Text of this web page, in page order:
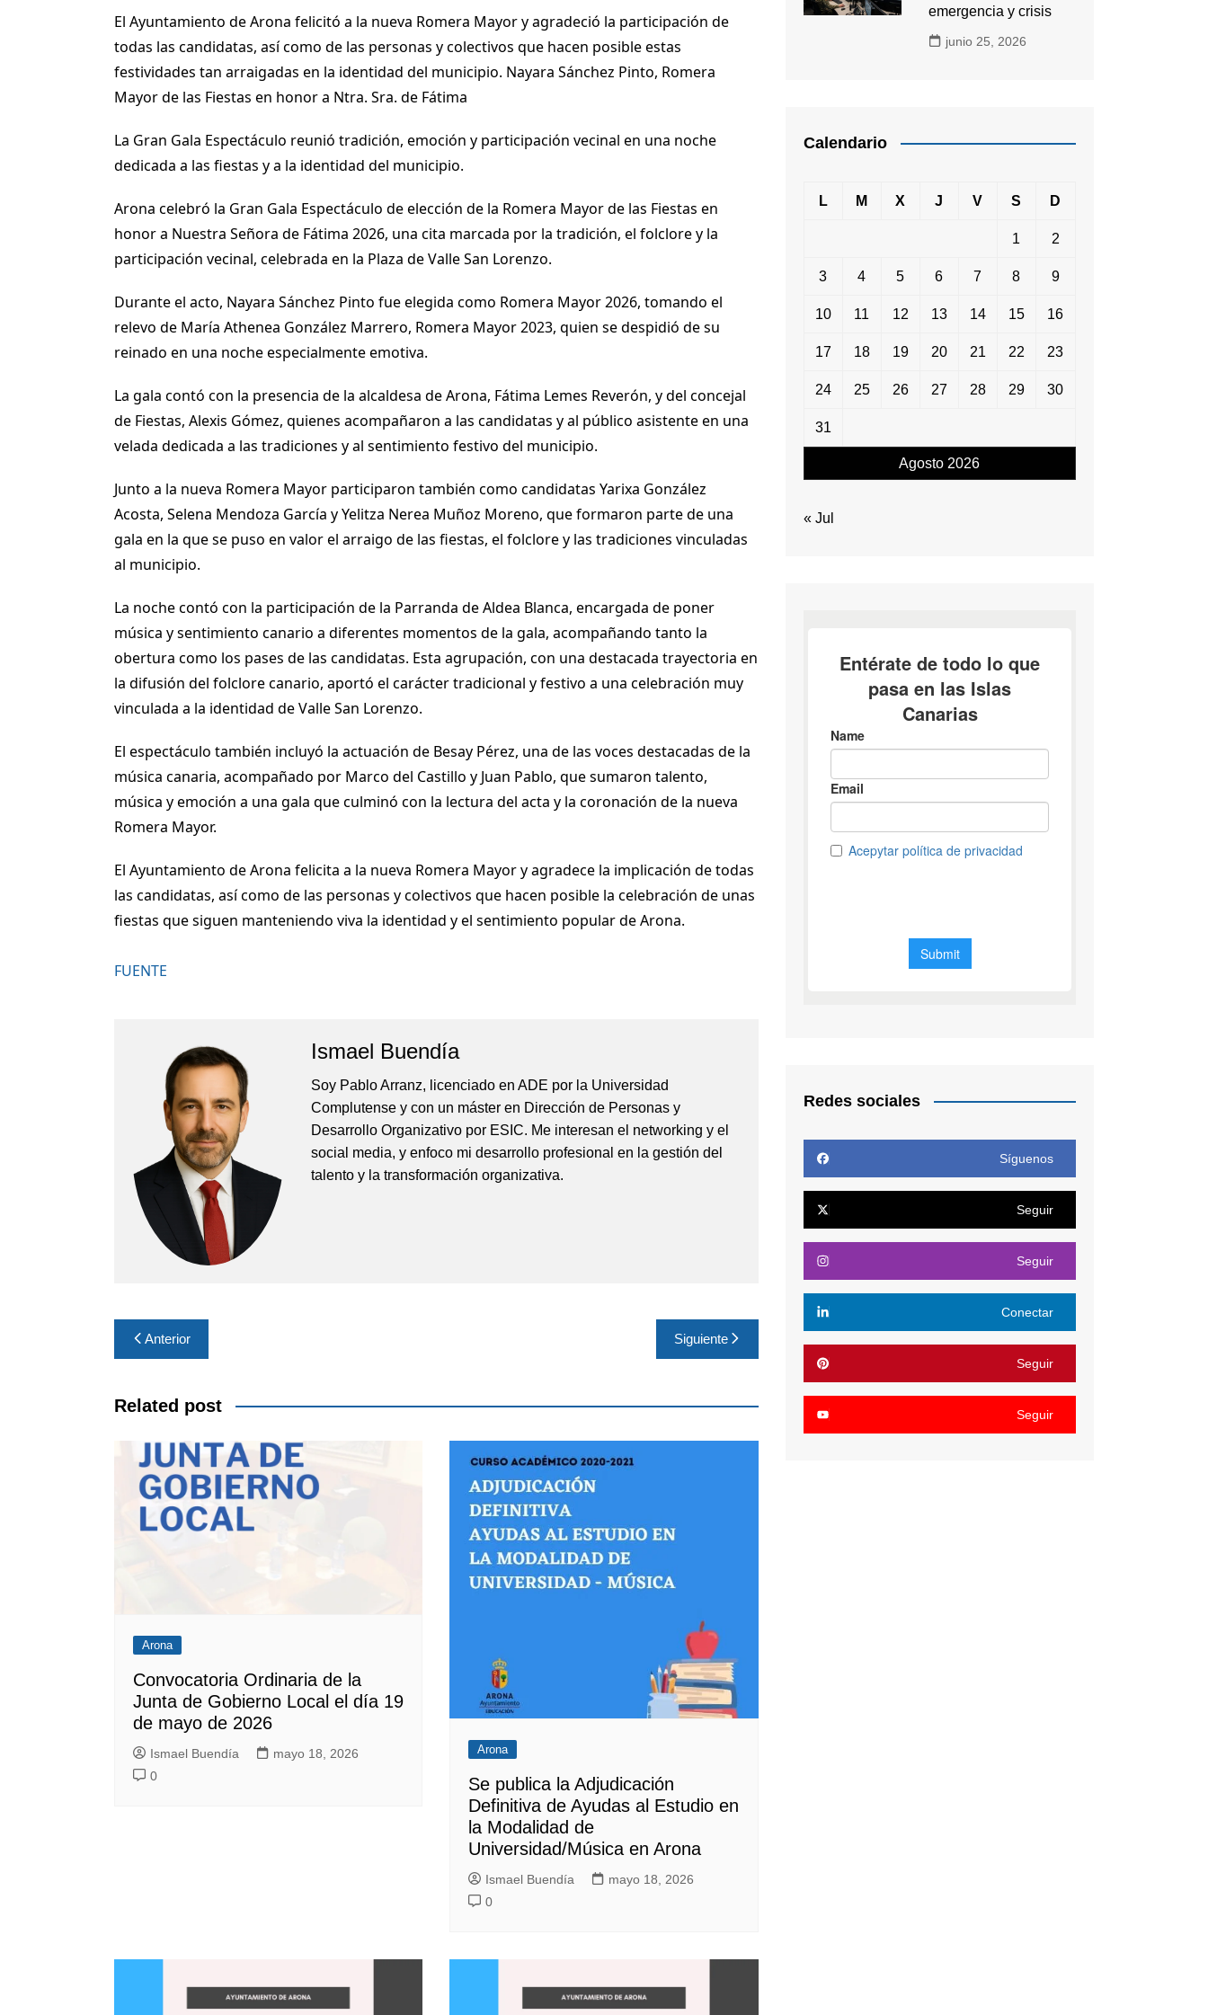
El Ayuntamiento de Arona felicitó a la nueva Romera Mayor y agradeció la participación de
todas las candidatas, así como de las personas y colectivos que hacen posible estas
festividades tan arraigadas en la identidad del municipio. Nayara Sánchez Pinto, Romera
Mayor de las Fiestas en honor a Ntra. Sra. de Fátima
La Gran Gala Espectáculo reunió tradición, emoción y participación vecinal en una noche
dedicada a las fiestas y a la identidad del municipio.
Arona celebró la Gran Gala Espectáculo de elección de la Romera Mayor de las Fiestas en
honor a Nuestra Señora de Fátima 2026, una cita marcada por la tradición, el folclore y la
participación vecinal, celebrada en la Plaza de Valle San Lorenzo.
Durante el acto, Nayara Sánchez Pinto fue elegida como Romera Mayor 2026, tomando el
relevo de María Athenea González Marrero, Romera Mayor 2023, quien se despidió de su
reinado en una noche especialmente emotiva.
La gala contó con la presencia de la alcaldesa de Arona, Fátima Lemes Reverón, y del concejal
de Fiestas, Alexis Gómez, quienes acompañaron a las candidatas y al público asistente en una
velada dedicada a las tradiciones y al sentimiento festivo del municipio.
Junto a la nueva Romera Mayor participaron también como candidatas Yarixa González
Acosta, Selena Mendoza García y Yelitza Nerea Muñoz Moreno, que formaron parte de una
gala en la que se puso en valor el arraigo de las fiestas, el folclore y las tradiciones vinculadas
al municipio.
La noche contó con la participación de la Parranda de Aldea Blanca, encargada de poner
música y sentimiento canario a diferentes momentos de la gala, acompañando tanto la
obertura como los pases de las candidatas. Esta agrupación, con una destacada trayectoria en
la difusión del folclore canario, aportó el carácter tradicional y festivo a una celebración muy
vinculada a la identidad de Valle San Lorenzo.
El espectáculo también incluyó la actuación de Besay Pérez, una de las voces destacadas de la
música canaria, acompañado por Marco del Castillo y Juan Pablo, que sumaron talento,
música y emoción a una gala que culminó con la lectura del acta y la coronación de la nueva
Romera Mayor.
El Ayuntamiento de Arona felicita a la nueva Romera Mayor y agradece la implicación de todas
las candidatas, así como de las personas y colectivos que hacen posible la celebración de unas
fiestas que siguen manteniendo viva la identidad y el sentimiento popular de Arona.
FUENTE
Ismael Buendía
Soy Pablo Arranz, licenciado en ADE por la Universidad
Complutense y con un máster en Dirección de Personas y
Desarrollo Organizativo por ESIC. Me interesan el networking y el
social media, y enfoco mi desarrollo profesional en la gestión del
talento y la transformación organizativa.
Navegación
de
entradas
Anterior Siguiente
Related post
Arona
Convocatoria Ordinaria de la
Junta de Gobierno Local el día 19
de mayo de 2026
Ismael Buendía
mayo 18, 2026
0
Arona
Se publica la Adjudicación
Definitiva de Ayudas al Estudio en
la Modalidad de
Universidad/Música en Arona
Ismael Buendía
mayo 18, 2026
0
emergencia y crisis
junio 25, 2026
Calendario
Agosto 2026
L M X J V S D
1 2
3 4 5 6 7 8 9
10 11 12 13 14 15 16
17 18 19 20 21 22 23
24 25 26 27 28 29 30
31
« Jul
Redes sociales
Síguenos
Seguir
Seguir
Conectar
Seguir
Seguir